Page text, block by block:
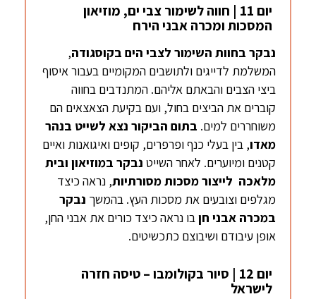
יום 11 | חווה לשימור צבי ים, מוזיאון
המסכות ומכרה אבני הירח
נבקר בחוות השימור לצבי הים בקוסגודה,
המשלמת לדייגים ולתושבים המקומיים בעבור איסוף
ביצי הצבים והבאתם אליהם. המתנדבים בחווה
קוברים את הביצים בחול, ועם בקיעת הצאצאים הם
משוחררים למים. בתום הביקור נצא לשייט בנהר
מאדו, בין בעלי כנף ופרפרים, קופים ואיגואנות ואיים
קטנים ומיוערים. לאחר השייט נבקר במוזיאון ובית
מלאכה לייצור מסכותמסורתיות, נראה כיצד
מגלפים וצובעים את מסכות העץ. בהמשך נבקר
במכרה אבני חןבו נראה כיצד כורים את אבני החן,
אופן עיבודם ושיבוצם כתכשיטים.
יום 12 | סיור בקולומבו – טיסה חזרה
לישראל